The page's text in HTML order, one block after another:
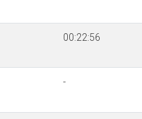
00:22:56
-